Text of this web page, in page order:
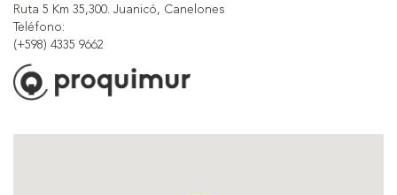
Ruta 5 Km 35,300. Juanicó, Canelones
Teléfono:
(+598) 4335 9662